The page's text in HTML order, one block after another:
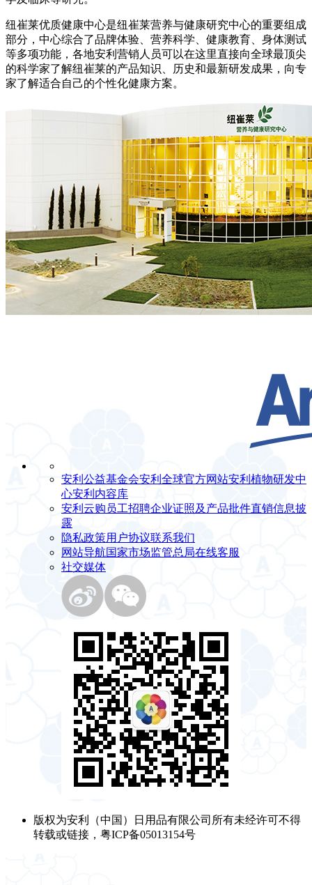
纽崔莱优质健康中心是纽崔莱营养与健康研究中心的重要组成
部分，中心综合了品牌体验、营养科学、健康教育、身体测试
等多项功能，各地安利营销人员可以在这里直接向全球最顶尖
的科学家了解纽崔莱的产品知识、历史和最新研发成果，向专
家了解适合自己的个性化健康方案。
安利公益基金会安利全球官方网站安利植物研发中
心安利内容库
安利云购 员工招聘企业证照及产品批件直销信息披
露
隐私政策用户协议联系我们
网站导航国家市场监管总局在线客服
社交媒体
版权为安利（中国）日用品有限公司所有未经许可不得
转载或链接，粤ICP备05013154号